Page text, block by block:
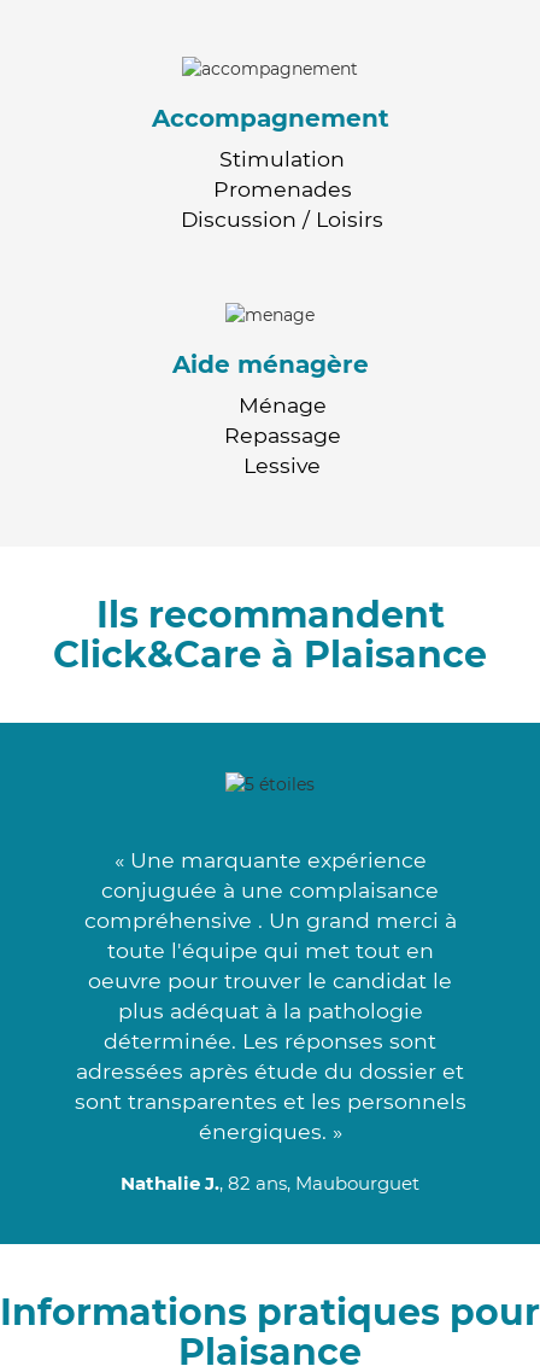
Accompagnement
Stimulation
Promenades
Discussion / Loisirs
Aide ménagère
Ménage
Repassage
Lessive
Ils recommandent
Click&Care à Plaisance
« Une marquante expérience
conjuguée à une complaisance
compréhensive . Un grand merci à
toute l'équipe qui met tout en
oeuvre pour trouver le candidat le
plus adéquat à la pathologie
déterminée. Les réponses sont
adressées après étude du dossier et
sont transparentes et les personnels
énergiques. »
Nathalie J., 82 ans, Maubourguet
Informations pratiques pour
Plaisance